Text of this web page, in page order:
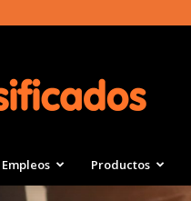
Clasificados
Empleos Productos